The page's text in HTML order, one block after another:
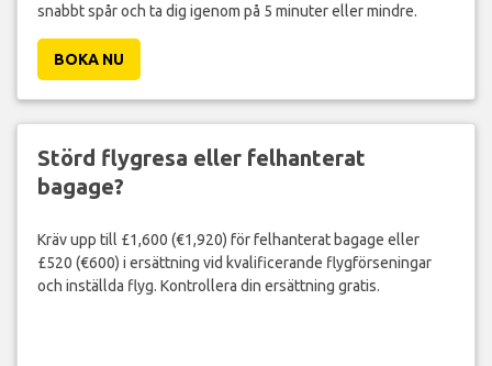
snabbt spår och ta dig igenom på 5 minuter eller mindre.
BOKA NU
Störd flygresa eller felhanterat
bagage?
Kräv upp till £1,600 (€1,920) för felhanterat bagage eller
£520 (€600) i ersättning vid kvalificerande flygförseningar
och inställda flyg. Kontrollera din ersättning gratis.